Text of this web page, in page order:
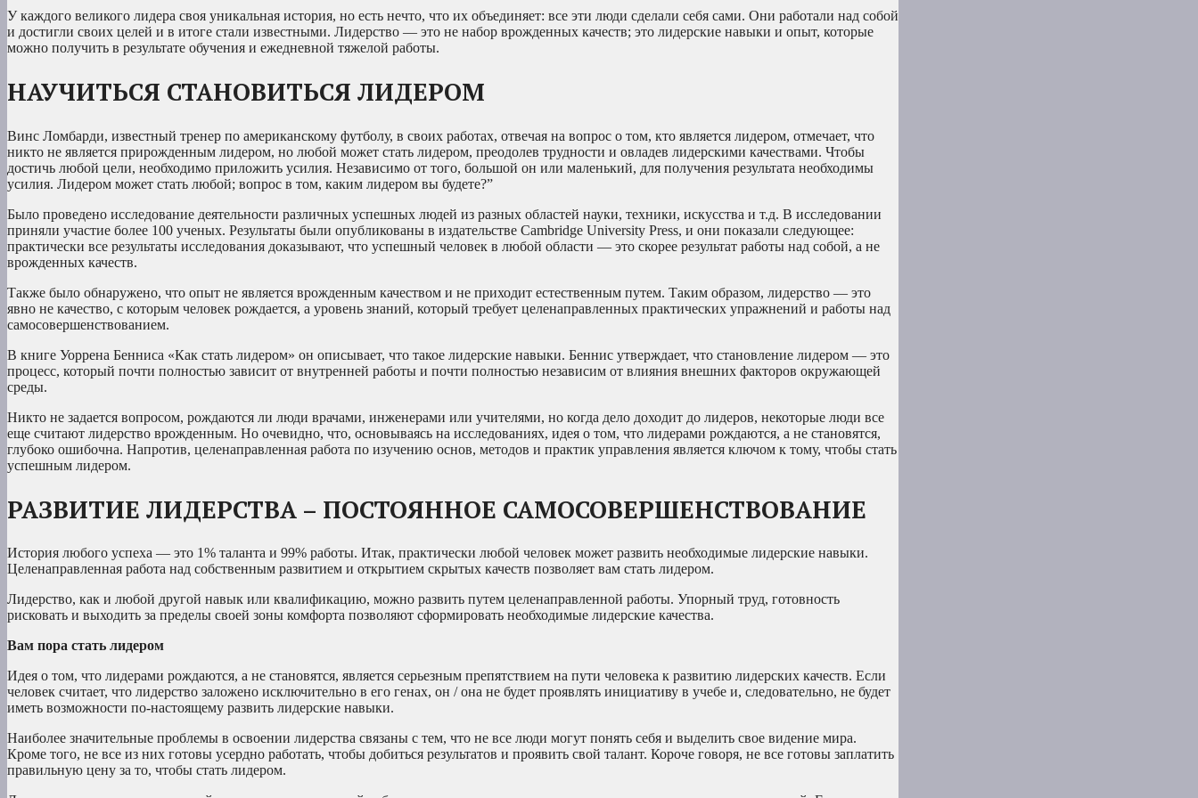
У каждого великого лидера своя уникальная история, но есть нечто, что их объединяет: все эти люди сделали себя сами. Они работали над собой
и достигли своих целей и в итоге стали известными. Лидерство — это не набор врожденных качеств; это лидерские навыки и опыт, которые
можно получить в результате обучения и ежедневной тяжелой работы.
НАУЧИТЬСЯ СТАНОВИТЬСЯ ЛИДЕРОМ
Винс Ломбарди, известный тренер по американскому футболу, в своих работах, отвечая на вопрос о том, кто является лидером, отмечает, что
никто не является прирожденным лидером, но любой может стать лидером, преодолев трудности и овладев лидерскими качествами. Чтобы
достичь любой цели, необходимо приложить усилия. Независимо от того, большой он или маленький, для получения результата необходимы
усилия. Лидером может стать любой; вопрос в том, каким лидером вы будете?”
Было проведено исследование деятельности различных успешных людей из разных областей науки, техники, искусства и т.д. В исследовании
приняли участие более 100 ученых. Результаты были опубликованы в издательстве Cambridge University Press, и они показали следующее:
практически все результаты исследования доказывают, что успешный человек в любой области — это скорее результат работы над собой, а не
врожденных качеств.
Также было обнаружено, что опыт не является врожденным качеством и не приходит естественным путем. Таким образом, лидерство — это
явно не качество, с которым человек рождается, а уровень знаний, который требует целенаправленных практических упражнений и работы над
самосовершенствованием.
В книге Уоррена Бенниса «Как стать лидером» он описывает, что такое лидерские навыки. Беннис утверждает, что становление лидером — это
процесс, который почти полностью зависит от внутренней работы и почти полностью независим от влияния внешних факторов окружающей
среды.
Никто не задается вопросом, рождаются ли люди врачами, инженерами или учителями, но когда дело доходит до лидеров, некоторые люди все
еще считают лидерство врожденным. Но очевидно, что, основываясь на исследованиях, идея о том, что лидерами рождаются, а не становятся,
глубоко ошибочна. Напротив, целенаправленная работа по изучению основ, методов и практик управления является ключом к тому, чтобы стать
успешным лидером.
РАЗВИТИЕ ЛИДЕРСТВА – ПОСТОЯННОЕ САМОСОВЕРШЕНСТВОВАНИЕ
История любого успеха — это 1% таланта и 99% работы. Итак, практически любой человек может развить необходимые лидерские навыки.
Целенаправленная работа над собственным развитием и открытием скрытых качеств позволяет вам стать лидером.
Лидерство, как и любой другой навык или квалификацию, можно развить путем целенаправленной работы. Упорный труд, готовность
рисковать и выходить за пределы своей зоны комфорта позволяют сформировать необходимые лидерские качества.
Вам пора стать лидером
Идея о том, что лидерами рождаются, а не становятся, является серьезным препятствием на пути человека к развитию лидерских качеств. Если
человек считает, что лидерство заложено исключительно в его генах, он / она не будет проявлять инициативу в учебе и, следовательно, не будет
иметь возможности по-настоящему развить лидерские навыки.
Наиболее значительные проблемы в освоении лидерства связаны с тем, что не все люди могут понять себя и выделить свое видение мира.
Кроме того, не все из них готовы усердно работать, чтобы добиться результатов и проявить свой талант. Короче говоря, не все готовы заплатить
правильную цену за то, чтобы стать лидером.